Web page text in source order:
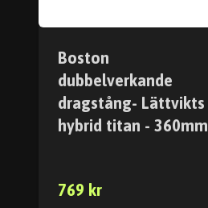
Boston
dubbelverkande
dragstång- Lättvikts
hybrid titan - 360mm
769 kr